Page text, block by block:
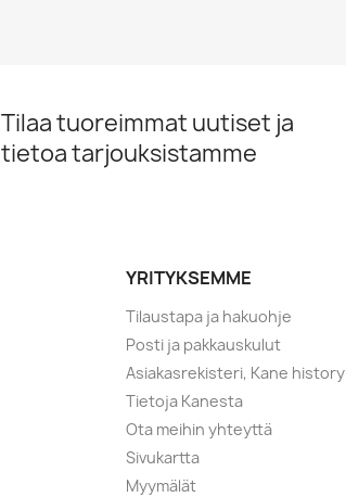
Tilaa tuoreimmat uutiset ja
tietoa tarjouksistamme
YRITYKSEMME
Tilaustapa ja hakuohje
Posti ja pakkauskulut
Asiakasrekisteri, Kane history
Tietoja Kanesta
Ota meihin yhteyttä
Sivukartta
Myymälät